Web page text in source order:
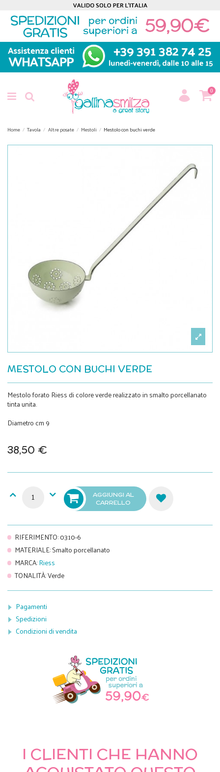
0
Home Tavola Altre posate Mestoli Mestolo con buchi verde
MESTOLO CON BUCHI VERDE
Mestolo forato Riess di colore verde realizzato in smalto porcellanato
tinta unita.
Diametro cm 9
38,50 €
AGGIUNGI AL
CARRELLO
RIFERIMENTO:0310-6
MATERIALE:Smalto porcellanato
MARCA:Riess
TONALITÀ:Verde
Pagamenti
Spedizioni
Condizioni di vendita
I CLIENTI CHE HANNO